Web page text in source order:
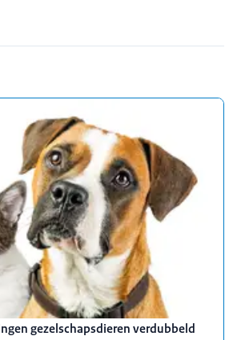
gezelschapsdieren verdubbeld